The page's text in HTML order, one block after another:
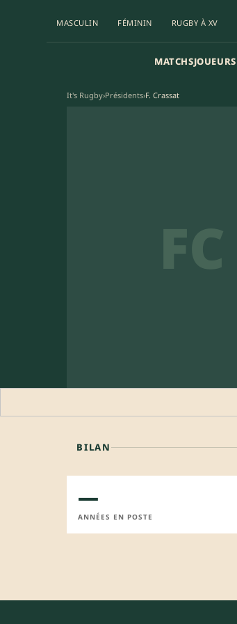
MASCULIN FÉMININ RUGBY À XV
MATCHSJOUEURS
It's Rugby›Présidents›F. Crassat
FC
BILAN
—
ANNÉES EN POSTE